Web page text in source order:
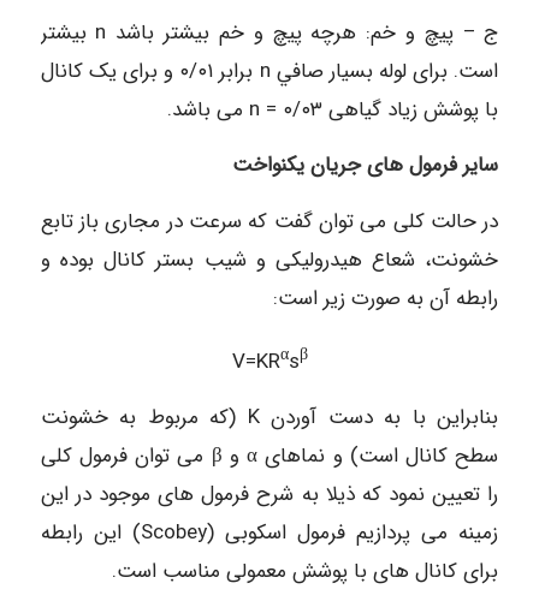
ج – پیچ و خم: هرچه پیچ و خم بیشتر باشد n بیشتر
است. برای لوله بسیار صافي n برابر ۰/۰۱ و برای یک کانال
با پوشش زیاد گیاهی ۰/۰۳ = n می باشد.
سایر فرمول های جریان یکنواخت
در حالت کلی می توان گفت که سرعت در مجاری باز تابع
خشونت، شعاع هیدرولیکی و شیب بستر کانال بوده و
رابطه آن به صورت زیر است:
V=KRαsβ
بنابراین با به دست آوردن K (که مربوط به خشونت
سطح کانال است) و نماهای α و β می توان فرمول کلی
را تعیین نمود که ذیلا به شرح فرمول های موجود در این
زمینه می پردازیم فرمول اسکوبی (Scobey) این رابطه
برای کانال های با پوشش معمولی مناسب است.